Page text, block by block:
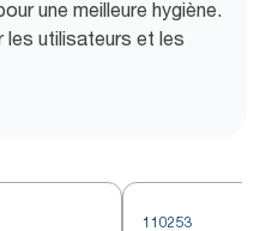
une meilleure hygiène.
les utilisateurs et les
110253